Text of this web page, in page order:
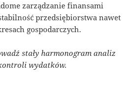
zarządzanie finansami
przedsiębiorstwa nawet
gospodarczych.
stały harmonogram analiz
wydatków.